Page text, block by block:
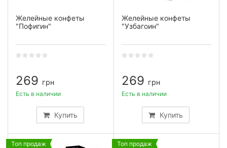
Желейные конфеты
"Пофигин"
269 грн
Купить
Есть в наличии
Желейные конфеты
"Узбагоин"
269 грн
Купить
Есть в наличии
Топ продаж Топ продаж